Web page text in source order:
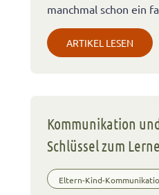
manchmal schon ein
ARTIKEL LESEN
Kommunikation
Schlüssel zum
Eltern-Kind-